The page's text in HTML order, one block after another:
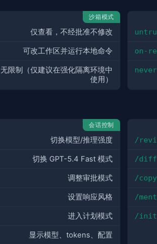
沙箱模式
仅查看，不经批准不修改
可改工作区并运行本地命令
无限制（仅建议在强化隔离环境中
使用）
on-
never
会话控制
切换模型/推理强度
切换 GPT-5.4 Fast 模式
调整审批模式
设置响应风格
进入计划模式
显示模型、tokens、配置
/
/diff
/copy
/
/init